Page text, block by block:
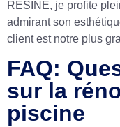
RESINE, je profite
admirant son
client est notre plus
FAQ:
sur la
piscine